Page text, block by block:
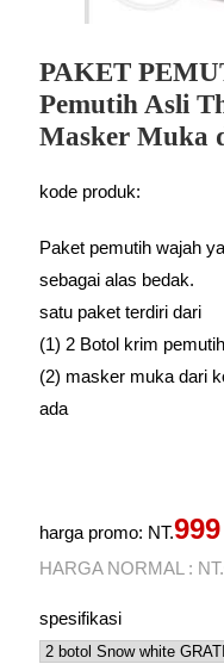
PAKET
Pemutih Asli
Masker Muka
kode produk:
Paket pemutih wajah
sebagai alas bedak.
satu paket terdiri dari
(1) 2 Botol krim
(2) masker muka dari
ada
harga promo: NT.999
HARGA NORMAL : NT.
spesifikasi